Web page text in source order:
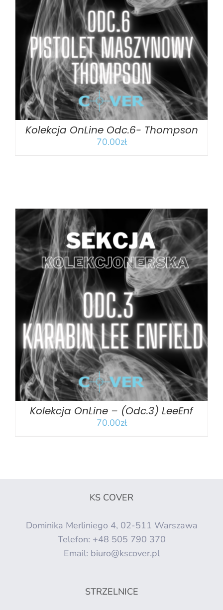
DODAJ DO KOSZYKA SZCZEGÓŁY
Kolekcja OnLine Odc.6- Thompson
70.00zł
DODAJ DO KOSZYKA / SZCZEGÓŁY
Kolekcja OnLine – (Odc.3) LeeEnf
70.00zł
KS COVER
Dominika Merliniego 4, 02-511 Warszawa
Telefon: +48 505 790 370
Email: biuro@kscover.pl
STRZELNICE